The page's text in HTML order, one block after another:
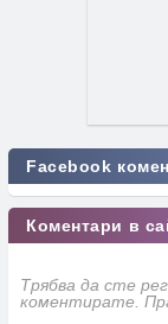
Facebook
Коментари в
Трябва да сте
коментирате.